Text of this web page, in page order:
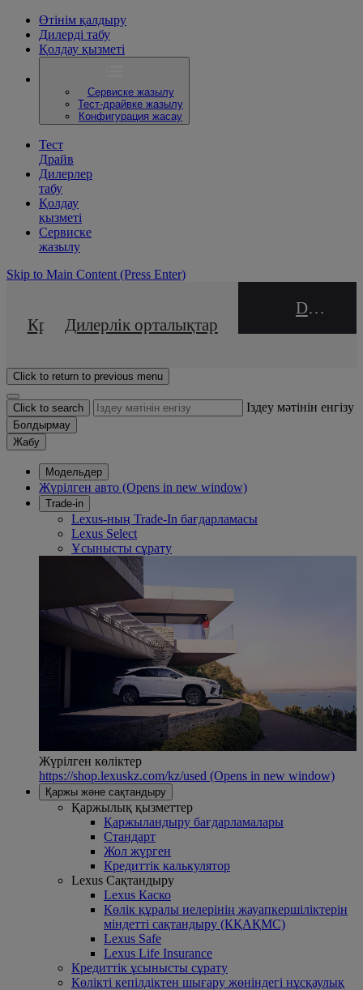
Өтінім қалдыру
Дилерді табу
Қолдау қызметі
Сервиске жазылу
Тест-драйвке жазылу
Конфигурация жасау
Тест
Драйв
Дилерлер
табу
Қолдау
қызметі
Сервиске
жазылу
Skip to Main Content (Press Enter)
Кредиттік калькулятор
Дилерлік орталықтар
DEALER NAME
Click to return to previous menu
Click to search Іздеу мәтінін енгізу
Болдырмау
Жабу
Модельдер
Жүрілген авто (Opens in new window)
Trade-in
Lexus-ның Trade-In бағдарламасы
Lexus Select
Ұсынысты сұрату
Жүрілген көліктер
https://shop.lexuskz.com/kz/used (Opens in new window)
Қаржы және сақтандыру
Қаржылық қызметтер
Қаржыландыру бағдарламалары
Стандарт
Жол жүрген
Кредиттік калькулятор
Lexus Сақтандыру
Lexus Каско
Көлік құралы иелерінің жауапкершіліктерін
міндетті сақтандыру (КҚАҚМС)
Lexus Safe
Lexus Life Insurance
Кредиттік ұсынысты сұрату
Көлікті кепілдіктен шығару жөніндегі нұсқаулық